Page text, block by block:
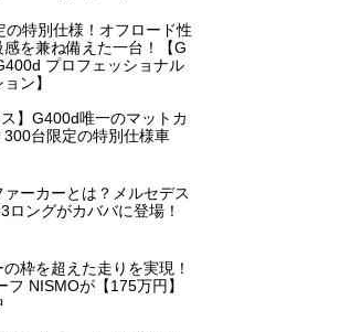
の特別仕様！オフロード性
感を兼ね備えた一台！【G
プロフェッショナル
ン】
ス】G400d唯一のマットカ
300台限定の特別仕様車
ァーカーとは？メルセデス
ロングがカババに登場！
枠を超えた走りを実現！
フ NISMOが【175万円】